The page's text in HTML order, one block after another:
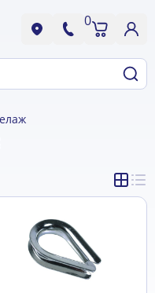
0